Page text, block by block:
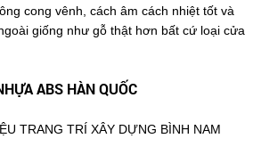
cong vênh, cách âm cách nhiệt tốt và
giống như gỗ thật hơn bất cứ loại cửa
ABS HÀN QUỐC